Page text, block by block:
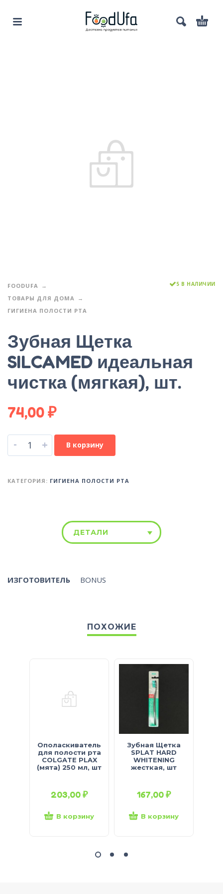
FOODUFA
ТОВАРЫ ДЛЯ ДОМА
ГИГИЕНА ПОЛОСТИ РТА
5 В НАЛИЧИИ
Зубная Щетка
SILCAMED идеальная
чистка (мягкая), шт.
74,00₽
- + В корзину
КАТЕГОРИЯ: ГИГИЕНА ПОЛОСТИ РТА
ДЕТАЛИ
ИЗГОТОВИТЕЛЬ BONUS
ПОХОЖИЕ
Ополаскиватель
для полости рта
COLGATE PLAX
(мята) 250 мл, шт
203,00₽
В корзину
Зубная Щетка
SPLAT HARD
WHITENING
жесткая, шт
167,00₽
В корзину